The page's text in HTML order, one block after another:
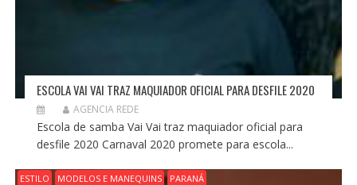
ESCOLA VAI VAI TRAZ MAQUIADOR OFICIAL PARA DESFILE 2020
AGENCIA REDE
Escola de samba Vai Vai traz maquiador oficial para
desfile 2020 Carnaval 2020 promete para escola...
ESTILO MODELOS E MANEQUINS PARANÁ